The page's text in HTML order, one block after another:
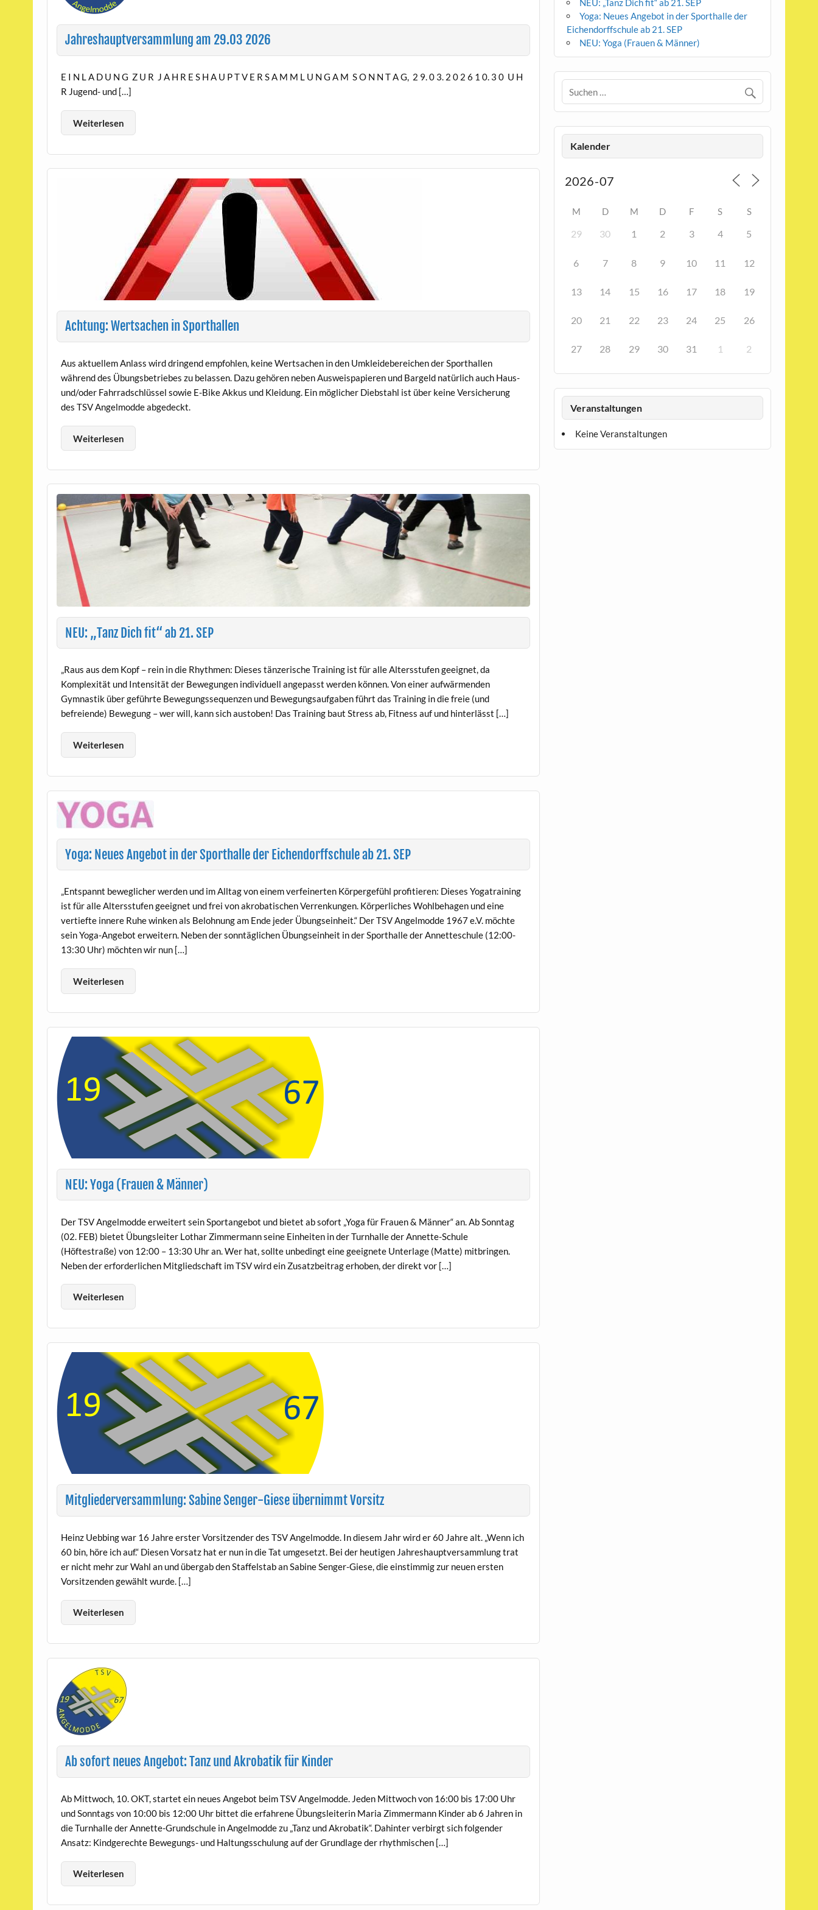
Jahreshauptversammlung am 29.03 2026
E I N L A D U N G Z U R J A H R E S H A U P T V E R S A M M L U N G A M S O N N T A G, 2 9. 0 3. 2 0 2 6 1 0. 3 0 U H
R Jugend- und […]
Weiterlesen
Achtung: Wertsachen in Sporthallen
Aus aktuellem Anlass wird dringend empfohlen, keine Wertsachen in den Umkleidebereichen der Sporthallen
während des Übungsbetriebes zu belassen. Dazu gehören neben Ausweispapieren und Bargeld natürlich auch Haus-
und/oder Fahrradschlüssel sowie E-Bike Akkus und Kleidung. Ein möglicher Diebstahl ist über keine Versicherung
des TSV Angelmodde abgedeckt.
Weiterlesen
NEU: „Tanz Dich fit“ ab 21. SEP
„Raus aus dem Kopf – rein in die Rhythmen: Dieses tänzerische Training ist für alle Altersstufen geeignet, da
Komplexität und Intensität der Bewegungen individuell angepasst werden können. Von einer aufwärmenden
Gymnastik über geführte Bewegungssequenzen und Bewegungsaufgaben führt das Training in die freie (und
befreiende) Bewegung – wer will, kann sich austoben! Das Training baut Stress ab, Fitness auf und hinterlässt […]
Weiterlesen
Yoga: Neues Angebot in der Sporthalle der Eichendorffschule ab 21. SEP
„Entspannt beweglicher werden und im Alltag von einem verfeinerten Körpergefühl profitieren: Dieses Yogatraining
ist für alle Altersstufen geeignet und frei von akrobatischen Verrenkungen. Körperliches Wohlbehagen und eine
vertiefte innere Ruhe winken als Belohnung am Ende jeder Übungseinheit.“ Der TSV Angelmodde 1967 e.V. möchte
sein Yoga-Angebot erweitern. Neben der sonntäglichen Übungseinheit in der Sporthalle der Annetteschule (12:00-
13:30 Uhr) möchten wir nun […]
Weiterlesen
NEU: Yoga (Frauen & Männer)
Der TSV Angelmodde erweitert sein Sportangebot und bietet ab sofort „Yoga für Frauen & Männer“ an. Ab Sonntag
(02. FEB) bietet Übungsleiter Lothar Zimmermann seine Einheiten in der Turnhalle der Annette-Schule
(Höftestraße) von 12:00 – 13:30 Uhr an. Wer hat, sollte unbedingt eine geeignete Unterlage (Matte) mitbringen.
Neben der erforderlichen Mitgliedschaft im TSV wird ein Zusatzbeitrag erhoben, der direkt vor […]
Weiterlesen
Mitgliederversammlung: Sabine Senger-Giese übernimmt Vorsitz
Heinz Uebbing war 16 Jahre erster Vorsitzender des TSV Angelmodde. In diesem Jahr wird er 60 Jahre alt. „Wenn ich
60 bin, höre ich auf.“ Diesen Vorsatz hat er nun in die Tat umgesetzt. Bei der heutigen Jahreshauptversammlung trat
er nicht mehr zur Wahl an und übergab den Staffelstab an Sabine Senger-Giese, die einstimmig zur neuen ersten
Vorsitzenden gewählt wurde. […]
Weiterlesen
Ab sofort neues Angebot: Tanz und Akrobatik für Kinder
Ab Mittwoch, 10. OKT, startet ein neues Angebot beim TSV Angelmodde. Jeden Mittwoch von 16:00 bis 17:00 Uhr
und Sonntags von 10:00 bis 12:00 Uhr bittet die erfahrene Übungsleiterin Maria Zimmermann Kinder ab 6 Jahren in
die Turnhalle der Annette-Grundschule in Angelmodde zu „Tanz und Akrobatik“. Dahinter verbirgt sich folgender
Ansatz: Kindgerechte Bewegungs- und Haltungsschulung auf der Grundlage der rhythmischen […]
Weiterlesen
NEU: „Tanz Dich fit“ ab 21. SEP
Yoga: Neues Angebot in der Sporthalle der
Eichendorffschule ab 21. SEP
NEU: Yoga (Frauen & Männer)
Kalender
M D M D F S S
29 30 1 2 3 4 5
6 7 8 9 10 11 12
13 14 15 16 17 18 19
20 21 22 23 24 25 26
27 28 29 30 31 1 2
Veranstaltungen
Keine Veranstaltungen